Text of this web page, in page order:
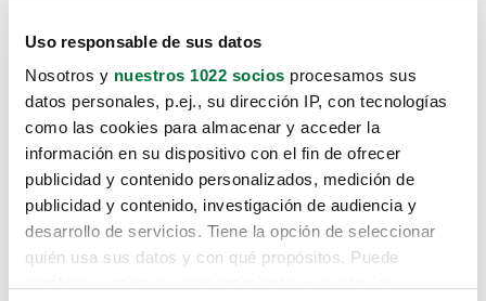
Uso responsable de sus datos
Nosotros y nuestros 1022 socios procesamos sus
datos personales, p.ej., su dirección IP, con tecnologías
como las cookies para almacenar y acceder la
información en su dispositivo con el fin de ofrecer
publicidad y contenido personalizados, medición de
publicidad y contenido, investigación de audiencia y
desarrollo de servicios. Tiene la opción de seleccionar
quién usa sus datos y con qué propósitos. Puede
Lo sentimos, no sabemos como
te hemos traido hasta aquí.
Pero puedes encontrar el coche que estás
buscando en alguno de estos enlaces: